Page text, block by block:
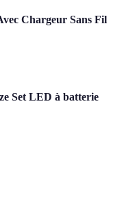
Chargeur Sans Fil
Set LED à batterie